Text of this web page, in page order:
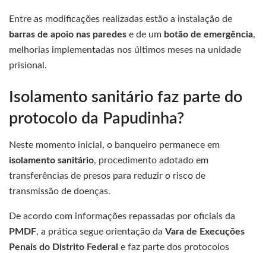
Entre as modificações realizadas estão a instalação de
barras de apoio nas paredes e de um botão de emergência,
melhorias implementadas nos últimos meses na unidade
prisional.
Isolamento sanitário faz parte do
protocolo da Papudinha?
Neste momento inicial, o banqueiro permanece em
isolamento sanitário, procedimento adotado em
transferências de presos para reduzir o risco de
transmissão de doenças.
De acordo com informações repassadas por oficiais da
PMDF, a prática segue orientação da Vara de Execuções
Penais do Distrito Federal e faz parte dos protocolos